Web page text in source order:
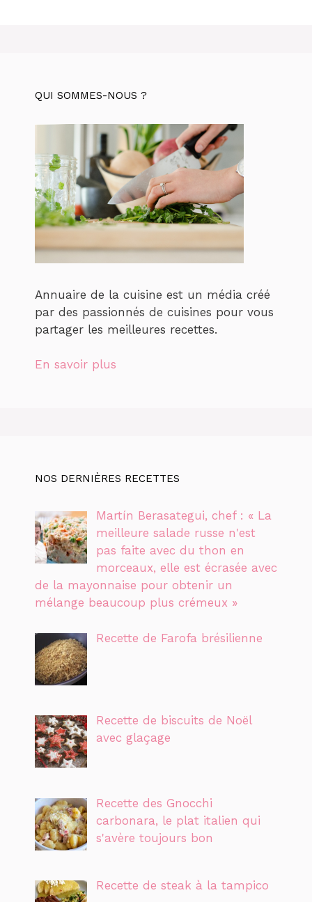
QUI SOMMES-NOUS ?
Annuaire de la cuisine est un média créé
par des passionnés de cuisines pour vous
partager les meilleures recettes.
En savoir plus
NOS DERNIÈRES RECETTES
Martín Berasategui, chef : « La
meilleure salade russe n'est
pas faite avec du thon en
morceaux, elle est écrasée avec
de la mayonnaise pour obtenir un
mélange beaucoup plus crémeux »
Recette de Farofa brésilienne
Recette de biscuits de Noël
avec glaçage
Recette des Gnocchi
carbonara, le plat italien qui
s'avère toujours bon
Recette de steak à la tampico